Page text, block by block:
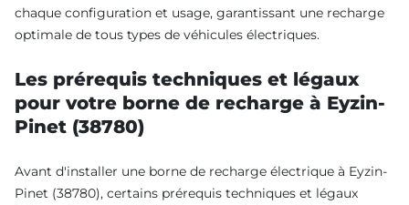
chaque configuration et usage, garantissant une recharge
optimale de tous types de véhicules électriques.
Les prérequis techniques et légaux
pour votre borne de recharge à Eyzin-
Pinet (38780)
Avant d'installer une borne de recharge électrique à Eyzin-
Pinet (38780), certains prérequis techniques et légaux